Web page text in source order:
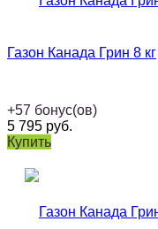
Газон Канада Грин 8 кг
+57 бонус(ов)
5 795 руб.
Купить